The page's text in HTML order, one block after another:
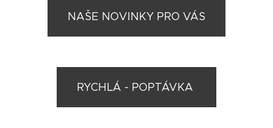
NAŠE NOVINKY PRO VÁS
RYCHLÁ - POPTÁVKA